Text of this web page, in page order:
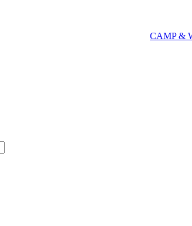
CAMP &